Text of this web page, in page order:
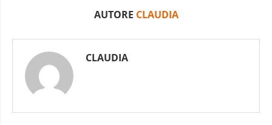
AUTORE CLAUDIA
CLAUDIA